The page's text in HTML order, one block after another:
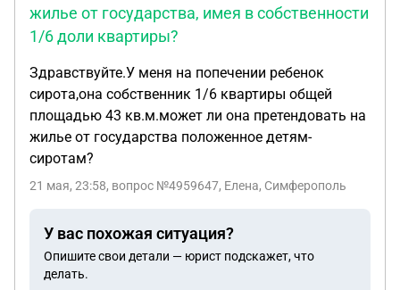
жилье от государства, имея в собственности
1/6 доли квартиры?
Здравствуйте.У меня на попечении ребенок
сирота,она собственник 1/6 квартиры общей
площадью 43 кв.м.может ли она претендовать на
жилье от государства положенное детям-
сиротам?
21 мая, 23:58, вопрос №4959647, Елена, Симферополь
У вас похожая ситуация?
Опишите свои детали — юрист подскажет, что
делать.